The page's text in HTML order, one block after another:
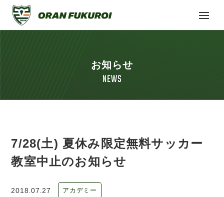
お知らせ
NEWS
7/28(土) 夏休み限定無料サッカー
教室中止のお知らせ
2018.07.27 アカデミー